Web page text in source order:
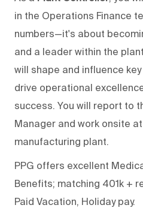
in the Operations Finance
numbers—it's about
and a leader within the
will shape and influence
drive operational
success. You will report to
Manager and work onsite at
manufacturing plant.
PPG offers excellent
Benefits; matching 401k +
Paid Vacation, Holiday pay.